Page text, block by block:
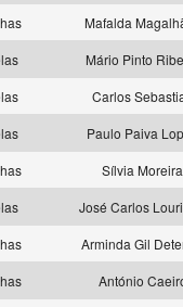
Mafalda
Mário Pinto
Carlos
Paulo Paiva
Sílvia Moreira
José Carlos
Arminda Gil
António